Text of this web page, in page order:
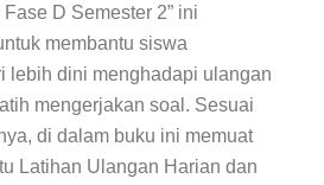
D Semester 2” ini
membantu siswa
lebih dini menghadapi ulangan
mengerjakan soal. Sesuai
di dalam buku ini memuat
Latihan Ulangan Harian dan